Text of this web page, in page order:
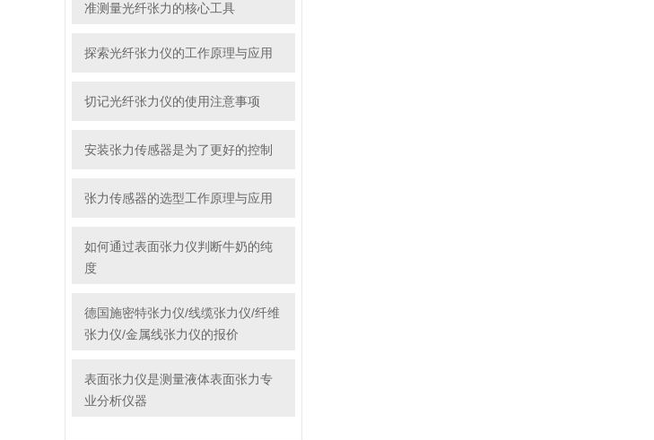
准测量光纤张力的核心工具
探索光纤张力仪的工作原理与应用
切记光纤张力仪的使用注意事项
安装张力传感器是为了更好的控制
张力传感器的选型工作原理与应用
如何通过表面张力仪判断牛奶的纯
度
德国施密特张力仪/线缆张力仪/纤维
张力仪/金属线张力仪的报价
表面张力仪是测量液体表面张力专
业分析仪器